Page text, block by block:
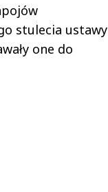
stulecia ustawy
one do